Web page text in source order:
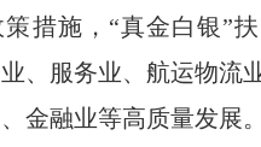
措施，“真金白银”
、服务业、航运物流
金融业等高质量发展